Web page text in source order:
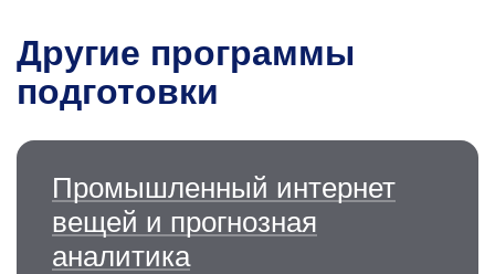
Другие программы
подготовки
Промышленный интернет
вещей и прогнозная
аналитика